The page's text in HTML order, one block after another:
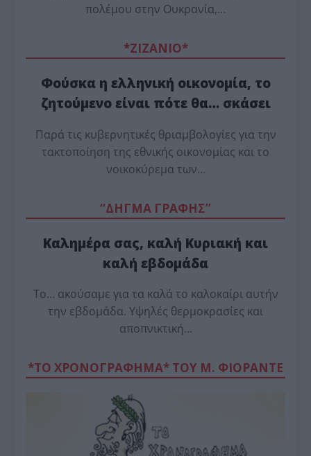
πολέμου στην Ουκρανία,…
*ZΙΖΑΝΙΟ*
Φούσκα η ελληνική οικονομία, το
ζητούμενο είναι πότε θα… σκάσει
Παρά τις κυβερνητικές θριαμβολογίες για την
τακτοποίηση της εθνικής οικονομίας και το
νοικοκύρεμα των…
“ΔΗΓΜΑ ΓΡΑΦΗΣ”
Καλημέρα σας, καλή Κυριακή και
καλή εβδομάδα
Το… ακούσαμε για τα καλά το καλοκαίρι αυτήν
την εβδομάδα. Υψηλές θερμοκρασίες και
αποπνικτική…
*ΤΟ ΧΡΟΝΟΓΡΑΦΗΜΑ* ΤΟΥ Μ. ΦΙΟΡΆΝΤΕ